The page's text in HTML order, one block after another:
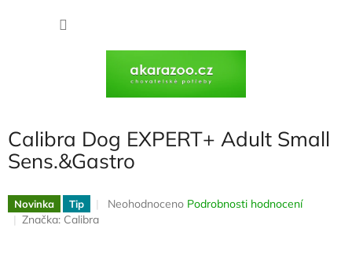
Calibra Dog EXPERT+ Adult Small
Sens.&Gastro
Novinka Tip
Průměrné
Neohodnoceno Podrobnosti hodnocení
Značka: Calibra